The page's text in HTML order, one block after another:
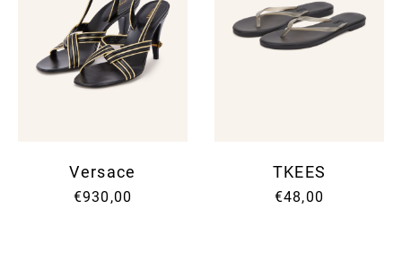
Versace
€930,00
TKEES
€48,00